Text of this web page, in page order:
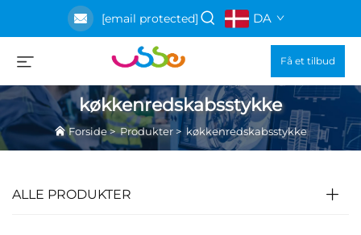
[email protected] DA
Få et tilbud
køkkenredskabsstykke
Forside>Produkter > køkkenredskabsstykke
ALLE PRODUKTER